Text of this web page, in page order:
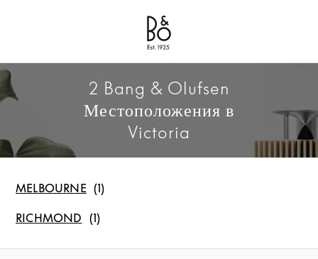
Bang & Olufsen - Exist to Create
Link Opens in New Tab
2 Bang & Olufsen
Местоположения в
Victoria
MELBOURNE
RICHMOND